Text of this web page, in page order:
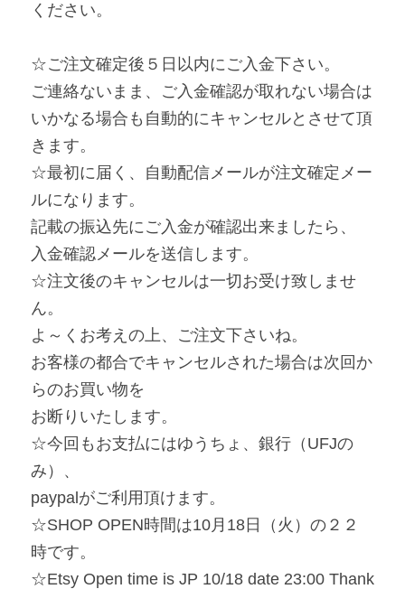
ください。
☆ご注文確定後５日以内にご入金下さい。
ご連絡ないまま、ご入金確認が取れない場合は
いかなる場合も自動的にキャンセルとさせて頂
きます。
☆最初に届く、自動配信メールが注文確定メー
ルになります。
記載の振込先にご入金が確認出来ましたら、
入金確認メールを送信します。
☆注文後のキャンセルは一切お受け致しませ
ん。
よ～くお考えの上、ご注文下さいね。
お客様の都合でキャンセルされた場合は次回か
らのお買い物を
お断りいたします。
☆今回もお支払にはゆうちょ、銀行（UFJの
み）、
paypalがご利用頂けます。
☆SHOP OPEN時間は10月18日（火）の２２
時です。
☆Etsy Open time is JP 10/18 date 23:00 Thank